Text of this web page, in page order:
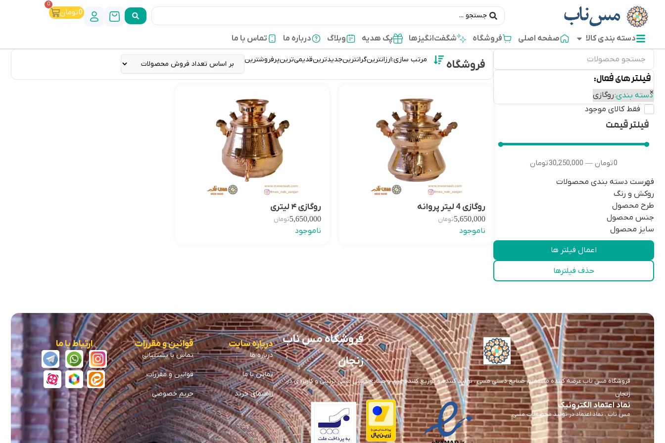
0تومان
0
دسته بندی کالا صفحه اصلی فروشگاه شگفت‌انگیزها پک هدیه وبلاگ درباره ما تماس با ما
فیلتر های فعال:
دسته بندی:روگازی
×
فقط کالای موجود
فیلتر قیمت
0تومان —
30,250,000تومان
فهرست دسته بندی محصولات
روکش و رنگ
طرح محصول
جنس محصول
سایز محصول
اعمال فیلتر ها
حذف فیلترها
فروشگاه مرتب سازی:ارزانترینگرانترینجدیدترینقدیمی‌ترینپرفروشترین
روگازی 4 لیتر پروانه
5,650,000تومان
ناموجود
روگازی ۴ لیتری
5,650,000تومان
ناموجود
فروشگاه مس ناب
زنجان
فروشگاه مس ناب عرضه کننده مستقیم صنایع دستی مسی ، تولید کننده و توزیع کننده ورق و صنایع دستی مسی تزئینی و کاربردی در
زنجان
نماد اعتماد الکترونیک
مس ناب ، نماد اعتماد در تولید محصولات مسی
درباره سایت
درباره ما
تماس با ما
راهنمای خرید
قوانین و مقررات
تماس با پشتیبانی
قوانین و مقررات
حریم خصوصی
ارتباط با ما